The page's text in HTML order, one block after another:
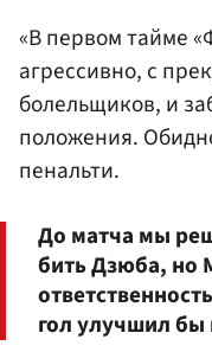
«В первом тайме
агрессивно, с
болельщиков, и
положения.
пенальти.
До матча мы
бить Дзюба, но
гол улучшил бы